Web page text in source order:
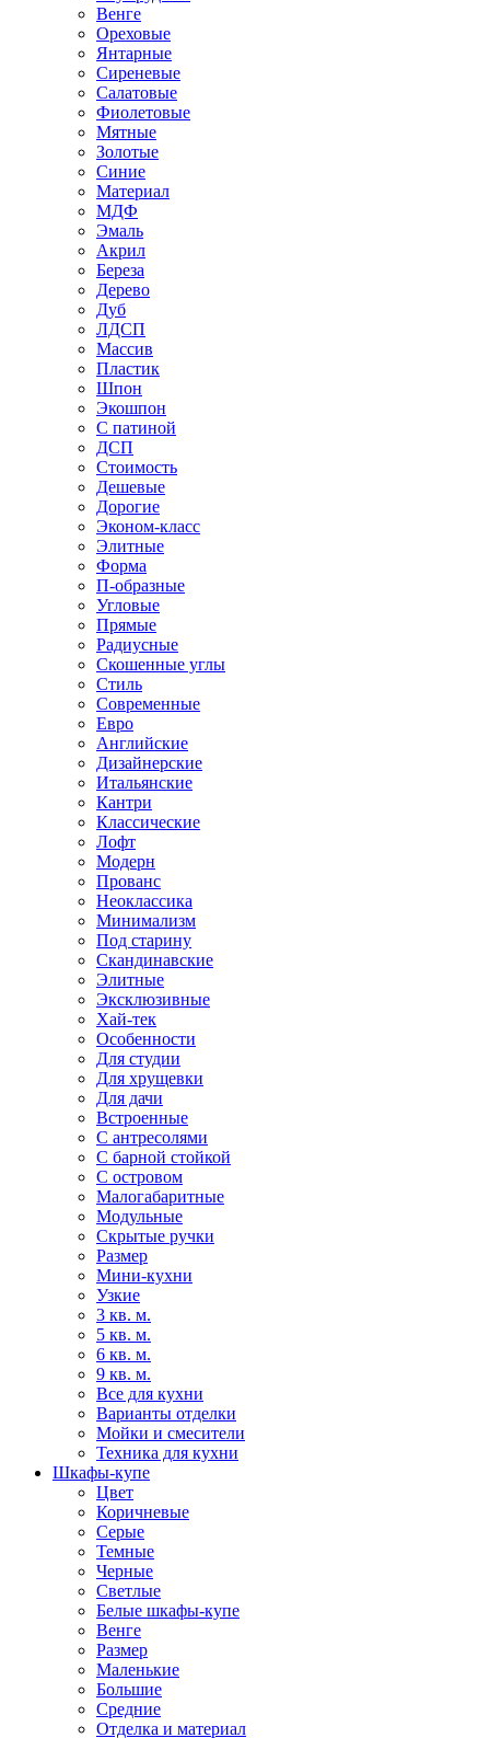
Венге
Ореховые
Янтарные
Сиреневые
Салатовые
Фиолетовые
Мятные
Золотые
Синие
Материал
МДФ
Эмаль
Акрил
Береза
Дерево
Дуб
ЛДСП
Массив
Пластик
Шпон
Экошпон
С патиной
ДСП
Стоимость
Дешевые
Дорогие
Эконом-класс
Элитные
Форма
П-образные
Угловые
Прямые
Радиусные
Скошенные углы
Стиль
Современные
Евро
Английские
Дизайнерские
Итальянские
Кантри
Классические
Лофт
Модерн
Прованс
Неоклассика
Минимализм
Под старину
Скандинавские
Элитные
Эксклюзивные
Хай-тек
Особенности
Для студии
Для хрущевки
Для дачи
Встроенные
С антресолями
С барной стойкой
С островом
Малогабаритные
Модульные
Скрытые ручки
Размер
Мини-кухни
Узкие
3 кв. м.
5 кв. м.
6 кв. м.
9 кв. м.
Все для кухни
Варианты отделки
Мойки и смесители
Техника для кухни
Шкафы-купе
Цвет
Коричневые
Серые
Темные
Черные
Светлые
Белые шкафы-купе
Венге
Размер
Маленькие
Большие
Средние
Отделка и материал